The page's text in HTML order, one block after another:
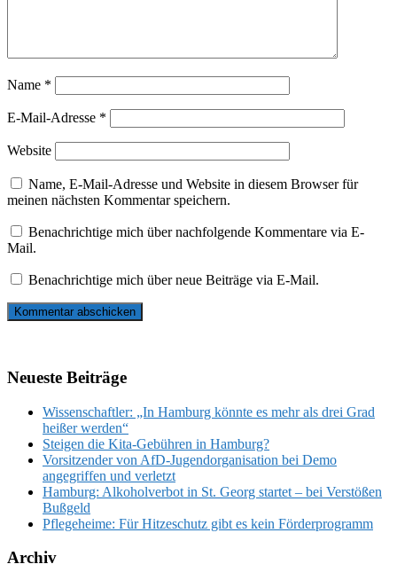
Name *
E-Mail-Adresse *
Website
Name, E-Mail-Adresse und Website in diesem Browser für
meinen nächsten Kommentar speichern.
Benachrichtige mich über nachfolgende Kommentare via E-
Mail.
Benachrichtige mich über neue Beiträge via E-Mail.
Neueste Beiträge
Wissenschaftler: „In Hamburg könnte es mehr als drei Grad
heißer werden“
Steigen die Kita-Gebühren in Hamburg?
Vorsitzender von AfD-Jugendorganisation bei Demo
angegriffen und verletzt
Hamburg: Alkoholverbot in St. Georg startet – bei Verstößen
Bußgeld
Pflegeheime: Für Hitzeschutz gibt es kein Förderprogramm
Archiv